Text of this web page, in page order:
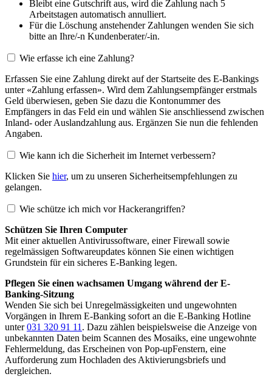
Bleibt eine Gutschrift aus, wird die Zahlung nach 5
Arbeitstagen automatisch annulliert.
Für die Löschung anstehender Zahlungen wenden Sie sich
bitte an Ihre/-n Kundenberater/-in.
Wie erfasse ich eine Zahlung?
Erfassen Sie eine Zahlung direkt auf der Startseite des E-Bankings
unter «Zahlung erfassen». Wird dem Zahlungsempfänger erstmals
Geld überwiesen, geben Sie dazu die Kontonummer des
Empfängers in das Feld ein und wählen Sie anschliessend zwischen
Inland- oder Auslandzahlung aus. Ergänzen Sie nun die fehlenden
Angaben.
Wie kann ich die Sicherheit im Internet verbessern?
Klicken Sie hier, um zu unseren Sicherheitsempfehlungen zu
gelangen.
Wie schütze ich mich vor Hackerangriffen?
Schützen Sie Ihren Computer
Mit einer aktuellen Antivirussoftware, einer Firewall sowie
regelmässigen Softwareupdates können Sie einen wichtigen
Grundstein für ein sicheres E-Banking legen.
Pflegen Sie einen wachsamen Umgang während der E-
Banking-Sitzung
Wenden Sie sich bei Unregelmässigkeiten und ungewohnten
Vorgängen in Ihrem E-Banking sofort an die E-Banking Hotline
unter031 320 91 11 . Dazu zählen beispielsweise die Anzeige von
unbekannten Daten beim Scannen des Mosaiks, eine ungewohnte
Fehlermeldung, das Erscheinen von Pop-upFenstern, eine
Aufforderung zum Hochladen des Aktivierungsbriefs und
dergleichen.